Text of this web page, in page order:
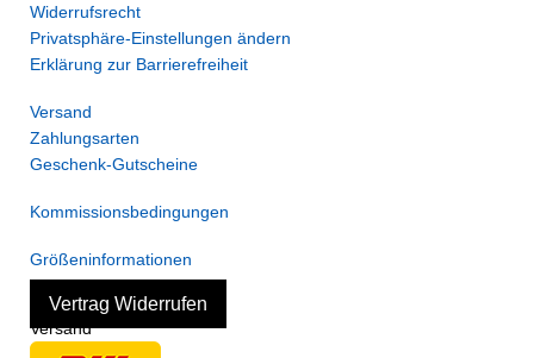
Widerrufsrecht
Privatsphäre-Einstellungen ändern
Erklärung zur Barrierefreiheit
Versand
Zahlungsarten
Geschenk-Gutscheine
Kommissionsbedingungen
Größeninformationen
Vertrag Widerrufen
Versand